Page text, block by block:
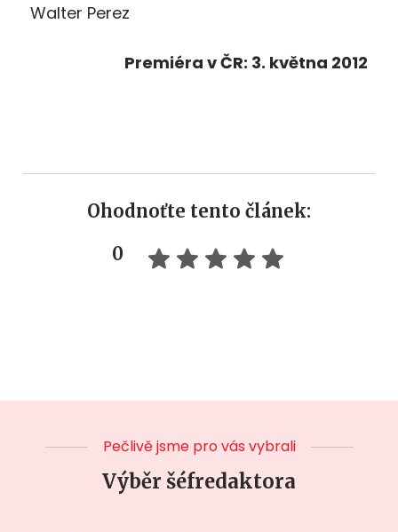
Walter Perez
Premiéra v ČR: 3. května 2012
Ohodnoťte tento článek:
0
Pečlivě jsme pro vás vybrali
Výběr šéfredaktora